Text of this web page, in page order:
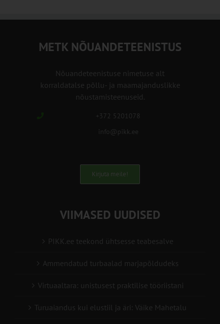
METK NÕUANDETEENISTUS
Nõuandeteenistuse nimetuse alt
korraldatalse põllu- ja maamajanduslikke
nõustamisteenuseid.
+372 5201078
info@pikk.ee
Kirjuta meile!
VIIMASED UUDISED
PIKK.ee teekond ühtsesse teabesalve
Ammendatud turbaalad marjapõldudeks
Virtuaaltara: unistusest praktilise tööriistani
Turuaiandus kui elustiil ja äri: Väike Mahetalu